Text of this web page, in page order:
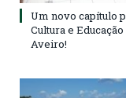
Um novo capítulo
Cultura e Educação
Aveiro!